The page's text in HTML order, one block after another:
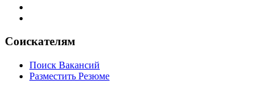
Соискателям
Поиск Вакансий
Разместить Резюме